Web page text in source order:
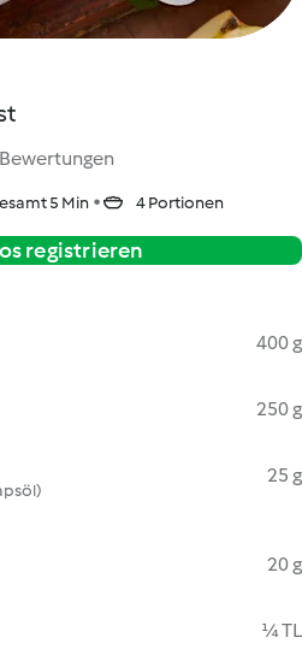
5 Min 4 Portionen
registrieren
400 g
250 g
25 g
20 g
¼ TL